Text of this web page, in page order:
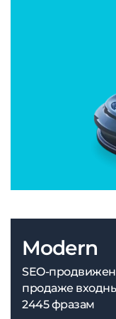
Modern
SEO-
продаже
2445 фразам